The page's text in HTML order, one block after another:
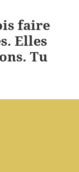
faire
Elles
Tu